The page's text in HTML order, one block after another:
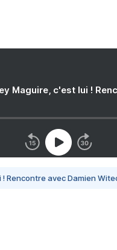
Maguire, c'est lui !
Rencontre avec Damien